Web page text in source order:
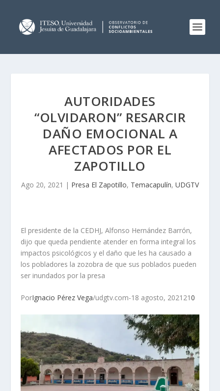
AUTORIDADES
“OLVIDARON” RESARCIR
DAÑO EMOCIONAL A
AFECTADOS POR EL
ZAPOTILLO
Ago 20, 2021 | Presa El Zapotillo, Temacapulín, UDGTV
El presidente de la CEDHJ, Alfonso Hernández Barrón,
dijo que queda pendiente atender en forma integral los
impactos psicológicos y el daño que les ha causado a
los pobladores la zozobra de que sus poblados pueden
ser inundados por la presa
PorIgnacio Pérez Vega/udgtv.com-18 agosto, 2021210